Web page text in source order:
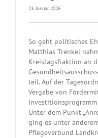
23. Januar, 2026
So geht politisches
Matthias Trenkel
Kreistagsfraktion an
teil. Auf der
Vergabe von
Unter dem Punkt
ging es unter
Pflegeverbund